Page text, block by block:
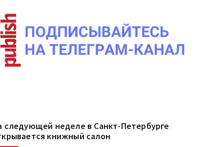
следующей неделе в Санкт-Петербурге
книжный салон